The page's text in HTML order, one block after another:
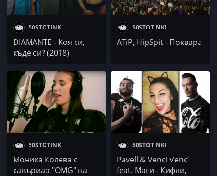
50STOTINKI
DIAMANTE - Коя си,
къде си? (2018)
50STOTINKI
ATiP, HipSpit - Поквара
50STOTINKI
Моника Колева с
кавъриар "OMG" на
50STOTINKI
Pavell & Venci Venc'
feat. Маги - Кифли,